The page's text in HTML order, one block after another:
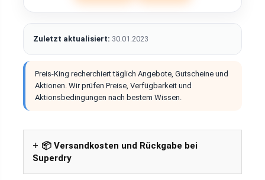
Zuletzt aktualisiert: 30.01.2023
Preis-King recherchiert täglich Angebote, Gutscheine und
Aktionen. Wir prüfen Preise, Verfügbarkeit und
Aktionsbedingungen nach bestem Wissen.
📦 Versandkosten und Rückgabe bei
Superdry